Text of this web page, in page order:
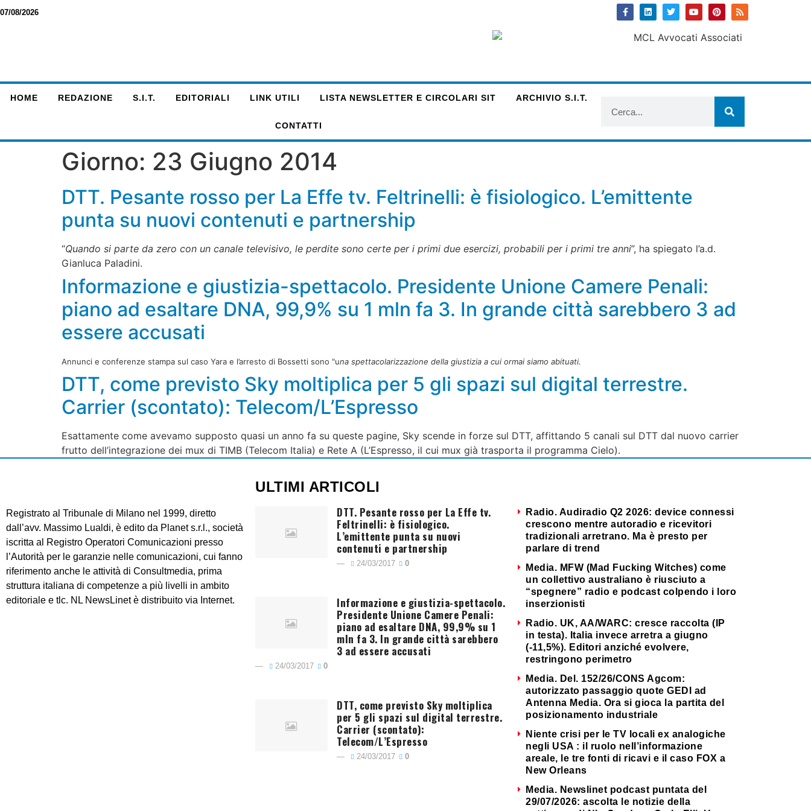
07/08/2026
HOME REDAZIONE S.I.T. EDITORIALI LINK UTILI LISTA NEWSLETTER E CIRCOLARI SIT ARCHIVIO S.I.T.
CONTATTI
Giorno: 23 Giugno 2014
DTT. Pesante rosso per La Effe tv. Feltrinelli: è fisiologico. L’emittente
punta su nuovi contenuti e partnership
“Quando si parte da zero con un canale televisivo, le perdite sono certe per i primi due esercizi, probabili per i primi tre anni”, ha spiegato l’a.d.
Gianluca Paladini.
Informazione e giustizia-spettacolo. Presidente Unione Camere Penali:
piano ad esaltare DNA, 99,9% su 1 mln fa 3. In grande città sarebbero 3 ad
essere accusati
Annunci e conferenze stampa sul caso Yara e l’arresto di Bossetti sono "una spettacolarizzazione della giustizia a cui ormai siamo abituati.
DTT, come previsto Sky moltiplica per 5 gli spazi sul digital terrestre.
Carrier (scontato): Telecom/L’Espresso
Esattamente come avevamo supposto quasi un anno fa su queste pagine, Sky scende in forze sul DTT, affittando 5 canali sul DTT dal nuovo carrier
frutto dell’integrazione dei mux di TIMB (Telecom Italia) e Rete A (L’Espresso, il cui mux già trasporta il programma Cielo).
Registrato al Tribunale di Milano nel 1999, diretto
dall’avv. Massimo Lualdi, è edito da Planet s.r.l., società
iscritta al Registro Operatori Comunicazioni presso
l’Autorità per le garanzie nelle comunicazioni, cui fanno
riferimento anche le attività di Consultmedia, prima
struttura italiana di competenze a più livelli in ambito
editoriale e tlc. NL NewsLinet è distribuito via Internet.
ULTIMI ARTICOLI
DTT. Pesante rosso per La Effe tv.
Feltrinelli: è fisiologico.
L’emittente punta su nuovi
contenuti e partnership
24/03/2017 0
Informazione e giustizia-spettacolo.
Presidente Unione Camere Penali:
piano ad esaltare DNA, 99,9% su 1
mln fa 3. In grande città sarebbero
3 ad essere accusati
24/03/2017 0
DTT, come previsto Sky moltiplica
per 5 gli spazi sul digital terrestre.
Carrier (scontato):
Telecom/L’Espresso
24/03/2017 0
Radio. Audiradio Q2 2026: device connessi
crescono mentre autoradio e ricevitori
tradizionali arretrano. Ma è presto per
parlare di trend
Media. MFW (Mad Fucking Witches) come
un collettivo australiano è riusciuto a
“spegnere” radio e podcast colpendo i loro
inserzionisti
Radio. UK, AA/WARC: cresce raccolta (IP
in testa). Italia invece arretra a giugno
(-11,5%). Editori anziché evolvere,
restringono perimetro
Media. Del. 152/26/CONS Agcom:
autorizzato passaggio quote GEDI ad
Antenna Media. Ora si gioca la partita del
posizionamento industriale
Niente crisi per le TV locali ex analogiche
negli USA : il ruolo nell’informazione
areale, le tre fonti di ricavi e il caso FOX a
New Orleans
Media. Newslinet podcast puntata del
29/07/2026: ascolta le notizie della